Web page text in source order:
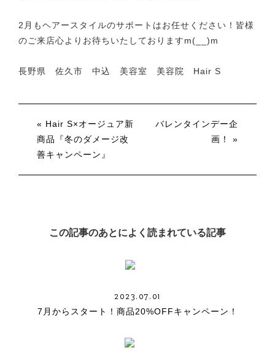
2月もヘアースタイルのサポートはお任せください！皆様
のご来店心よりお待ちいたしておりますm(__)m
長野県 佐久市 中込 美容室 美容院 Hair S
« Hair S×オージュア新
商品『冬のダメージ改
善キャンペーン』
バレンタインデー企
画！ »
この記事のあとによく読まれている記事
2023.07.01
7月からスタート！商品20%OFFキャンペーン！